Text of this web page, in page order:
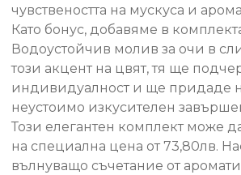
чувствеността на мускуса и
Като бонус, добавяме в
Водоустойчив молив за очи в
този акцент на цвят, тя ще
индивидуалност и ще придаде
неустоимо изкусителен
Този елегантен комплект може
на специална цена от 73,80лв.
вълнуващо съчетание от